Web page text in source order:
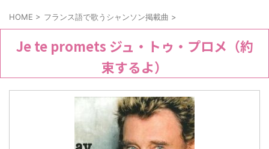
HOME > フランス語で歌うシャンソン掲載曲 >
Je te promets ジュ・トゥ・プロメ（約
束するよ）